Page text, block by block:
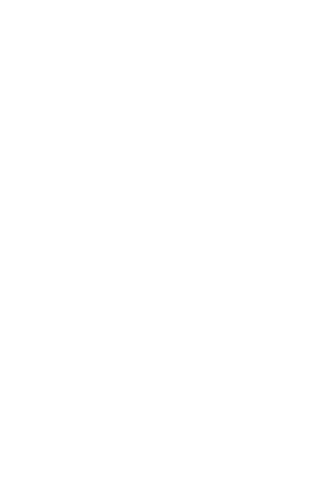
tent.
and medical
war, the